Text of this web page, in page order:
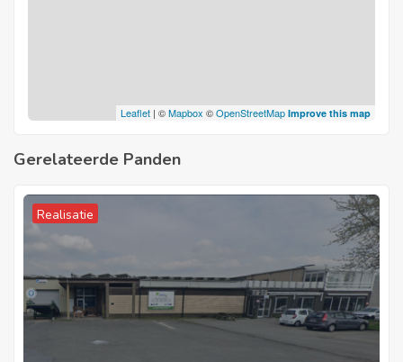
Leaflet | ©Mapbox ©OpenStreetMap Improve this map
Gerelateerde Panden
Realisatie